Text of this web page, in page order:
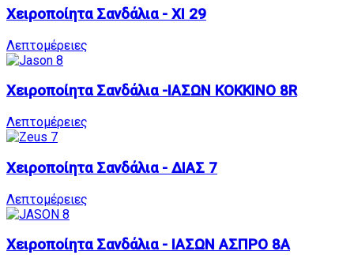
Χειροποίητα Σανδάλια - ΧΙ 29
Λεπτομέρειες
Χειροποίητα Σανδάλια -ΙΑΣΩΝ ΚΟΚΚΙΝΟ 8R
Λεπτομέρειες
Χειροποίητα Σανδάλια - ΔΙΑΣ 7
Λεπτομέρειες
Χειροποίητα Σανδάλια - ΙΑΣΩΝ ΑΣΠΡΟ 8A